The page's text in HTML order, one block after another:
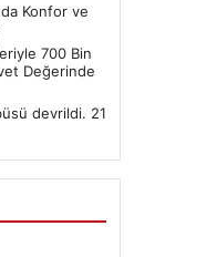
Konfor ve
700 Bin
Değerinde
devrildi. 21